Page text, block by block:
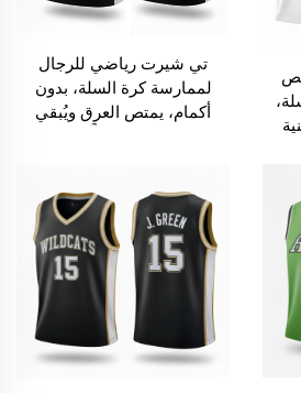
تي شيرت رياضي للرجال
لممارسة كرة السلة، بدون
أكمام، يمتص العرق ويُبقي